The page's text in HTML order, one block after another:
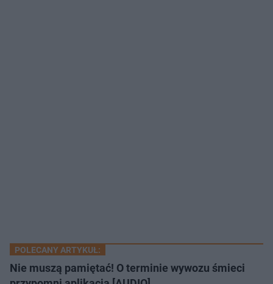
POLECANY ARTYKUŁ:
Nie muszą pamiętać! O terminie wywozu śmieci